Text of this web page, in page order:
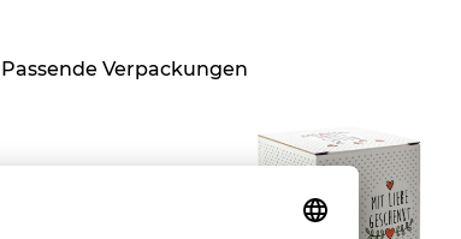
Passende Verpackungen